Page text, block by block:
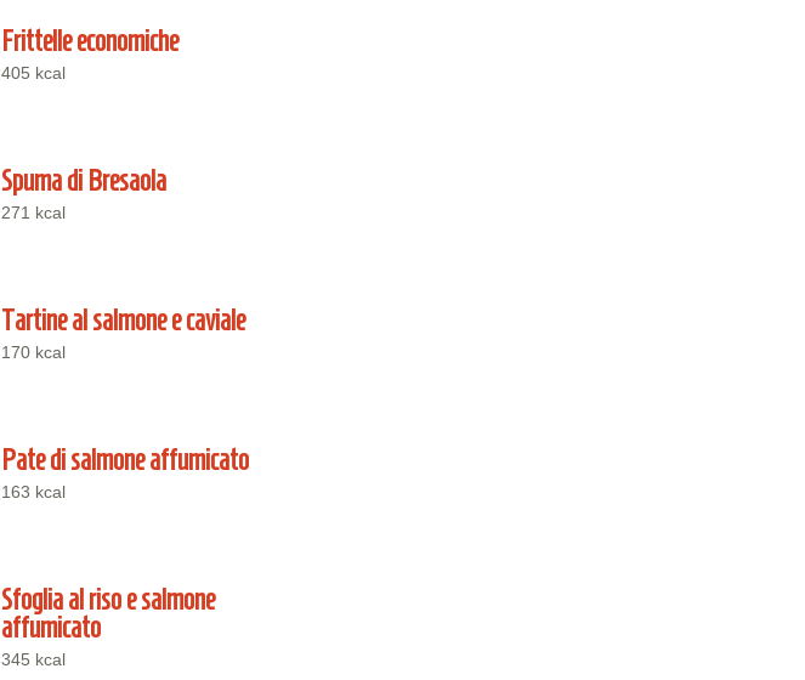
Frittelle economiche
405 kcal
Spuma di Bresaola
271 kcal
Tartine al salmone e caviale
170 kcal
Pate di salmone affumicato
163 kcal
Sfoglia al riso e salmone
affumicato
345 kcal